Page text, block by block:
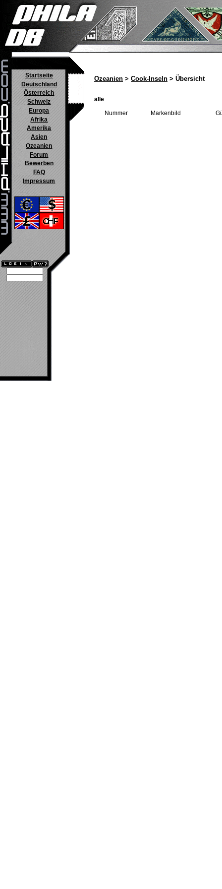
Startseite
Deutschland
Österreich
Schweiz
Europa
Afrika
Amerika
Asien
Ozeanien
Forum
Bewerben
FAQ
Impressum
Ozeanien > Cook-Inseln > Übersicht
alle
Nummer Markenbild